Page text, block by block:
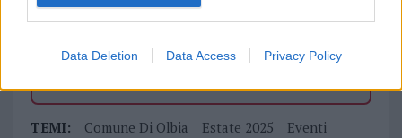
Data Deletion Data Access Privacy Policy
Puoi effettuare l'accesso andando nella
cliccandoqui
TEMI: Comune Di Olbia Estate 2025
Eventi